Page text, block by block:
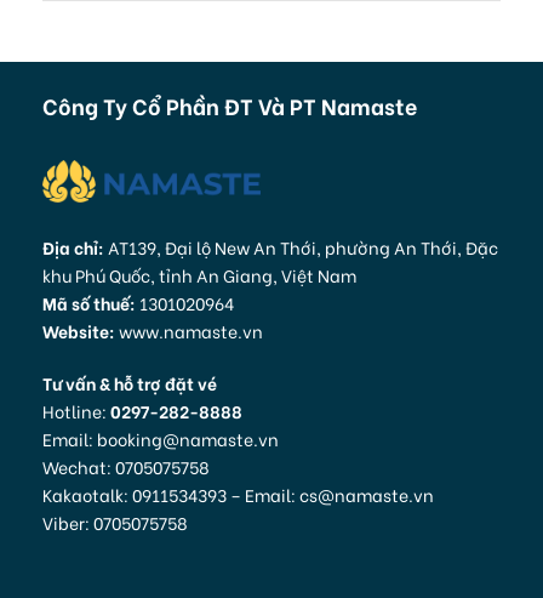
Công Ty Cổ Phần ĐT Và PT Namaste
Địa chỉ:AT139, Đại lộ New An Thới, phường An Thới, Đặc
khu Phú Quốc, tỉnh An Giang, Việt Nam
Mã số thuế: 1301020964
Website:www.namaste.vn
Tư vấn & hỗ trợ đặt vé
Hotline:0297-282-8888
Email: booking@namaste.vn
Wechat: 0705075758
Kakaotalk: 0911534393 – Email: cs@namaste.vn
Viber: 0705075758